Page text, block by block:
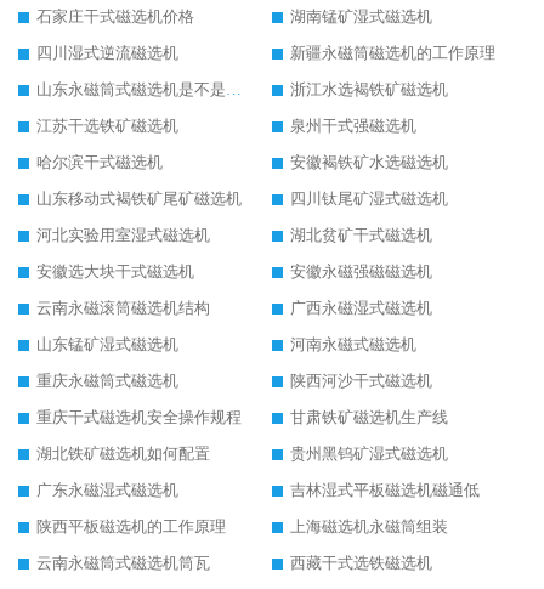
石家庄干式磁选机价格
湖南锰矿湿式磁选机
四川湿式逆流磁选机
新疆永磁筒磁选机的工作原理
山东永磁筒式磁选机是不是强磁
浙江水选褐铁矿磁选机
江苏干选铁矿磁选机
泉州干式强磁选机
哈尔滨干式磁选机
安徽褐铁矿水选磁选机
山东移动式褐铁矿尾矿磁选机
四川钛尾矿湿式磁选机
河北实验用室湿式磁选机
湖北贫矿干式磁选机
安徽选大块干式磁选机
安徽永磁强磁磁选机
云南永磁滚筒磁选机结构
广西永磁湿式磁选机
山东锰矿湿式磁选机
河南永磁式磁选机
重庆永磁筒式磁选机
陕西河沙干式磁选机
重庆干式磁选机安全操作规程
甘肃铁矿磁选机生产线
湖北铁矿磁选机如何配置
贵州黑钨矿湿式磁选机
广东永磁湿式磁选机
吉林湿式平板磁选机磁通低
陕西平板磁选机的工作原理
上海磁选机永磁筒组装
云南永磁筒式磁选机筒瓦
西藏干式选铁磁选机